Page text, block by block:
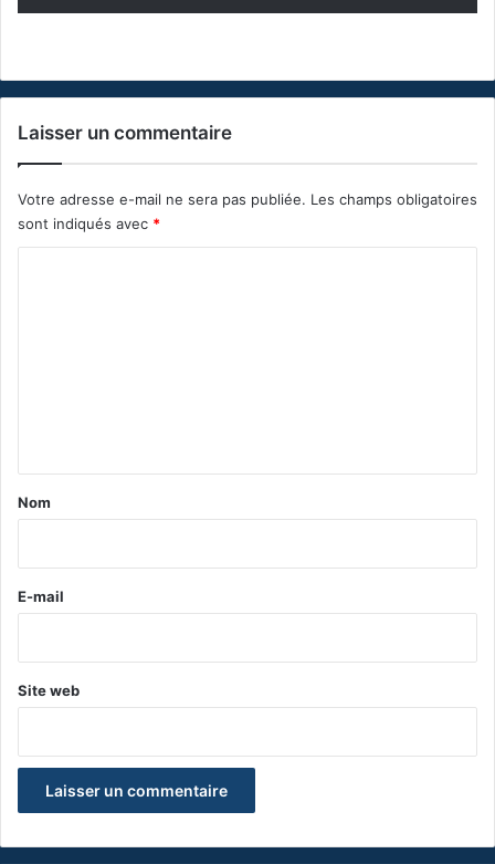
Laisser un commentaire
Votre adresse e-mail ne sera pas publiée. Les champs obligatoires
sont indiqués avec *
a
e
Nom
E-mail
Site web